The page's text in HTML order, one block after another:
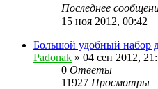
Последнее
15 ноя 2012, 00:42
Большой удобный набор
Padonak » 04 сен 2012,
0 Ответы
11927 Просмотры